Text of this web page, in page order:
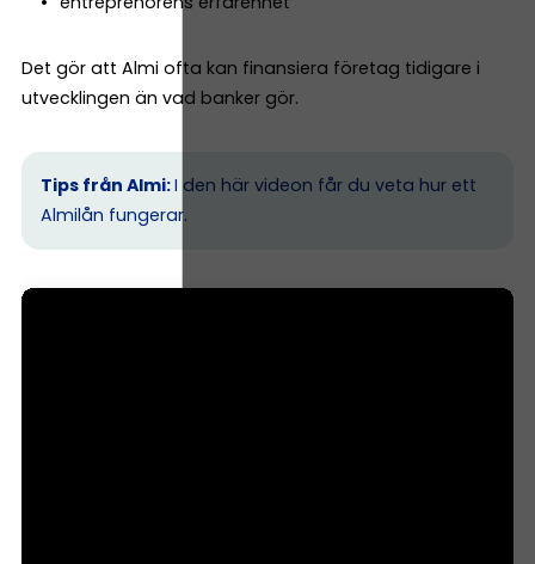
Det gör att Almi ofta kan finansiera företag tidigare i
utvecklingen än vad banker gör.
Tips från Almi:I den här videon får du veta hur ett
Almilån fungerar.